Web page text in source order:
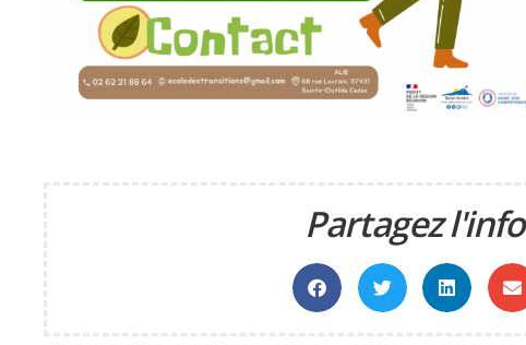
Partagez l'info